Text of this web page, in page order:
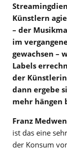
Künstlern
– der
im
gewachsen –
Labels
der
dann ergebe
mehr hängen
Franz
ist das eine
der Konsum